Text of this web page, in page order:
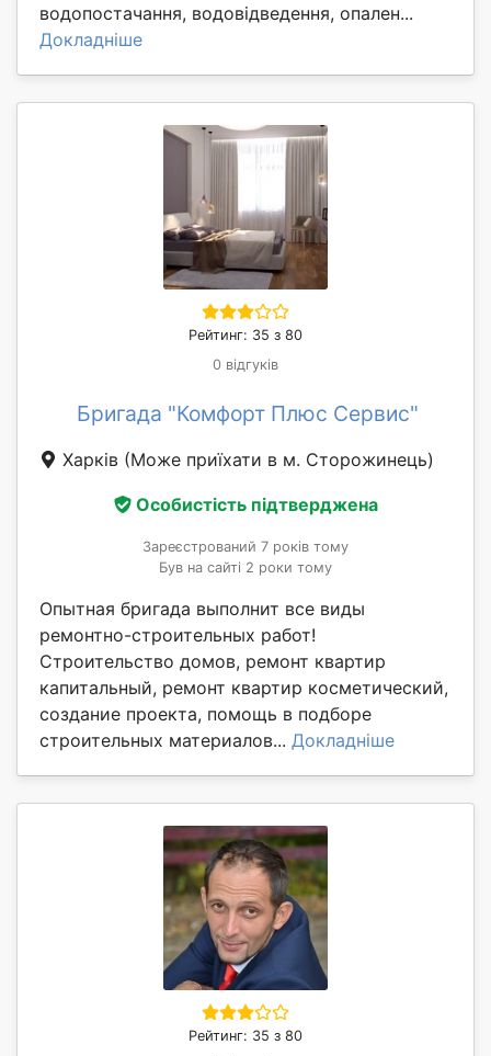
водопостачання, водовідведення, опален...
Докладніше
Рейтинг: 35 з 80
0 відгуків
Бригада "Комфорт Плюс Сервис"
Харків (Може приїхати в м. Сторожинець)
Особистість підтверджена
Зареєстрований 7 років тому
Був на сайті 2 роки тому
Опытная бригада выполнит все виды
ремонтно-строительных работ!
Строительство домов, ремонт квартир
капитальный, ремонт квартир косметический,
создание проекта, помощь в подборе
строительных материалов... Докладніше
Рейтинг: 35 з 80